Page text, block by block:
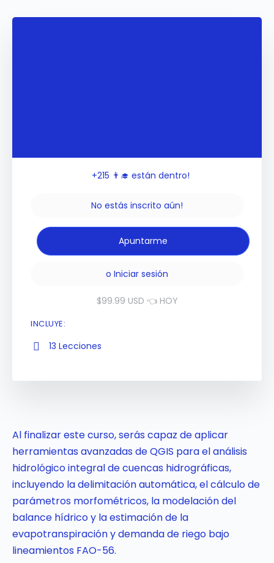
Al finalizar este curso, serás capaz de aplicar
herramientas avanzadas de QGIS para el análisis
hidrológico integral de cuencas hidrográficas,
incluyendo la delimitación automática, el cálculo de
parámetros morfométricos, la modelación del
balance hídrico y la estimación de la
evapotranspiración y demanda de riego bajo
lineamientos FAO-56.
+215 👨‍🎓 están dentro!
No estás inscrito aún!
o Iniciar sesión
$99.99 USD 👈 HOY
INCLUYE:
13 Lecciones